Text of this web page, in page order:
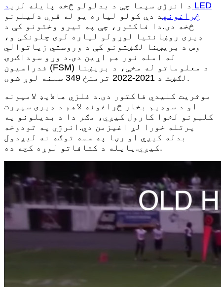
د انرژی سپما چې د بدلولو څخه پایله لريد LED
څراغونهد دې کولو لپاره یو له قوي دلیلونو
څخه دی.دا فاکتور، چې په تیرو وختونو کې د
ډیری روښانتیا لوړولو لپاره لوی چلونکی و،
اوس د بریښنا لګښتونو کې د وروستي زیاتوالي
له امله نور هم اړین دی.د وړو سوداګرۍ
فدراسیون (FSM) د معلوماتو له مخې، د بریښنا
لګښت د 2021-2022 ترمنځ 349 سلنه لوړ شوی.
موثریت کلیدي فاکتور دی.د فلزي هالایډ لامپونه
او د سوډیم بخار څراغونه لاهم د ډیری سپورت
کلبونو لخوا کارول کیږي، مګر دا د بدیلونو په
پرتله خورا لږ اغیزمن دي.انرژي په تودوخه
بدله کیږي او رڼا په سمه توګه نه لیږدول
کیږي.پایله د کثافاتو لوړه کچه ده.